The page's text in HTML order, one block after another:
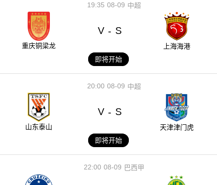
08-09
19:35 中超
重庆铜梁龙
V - S
上海海港
即将开始
08-09
20:00 中超
山东泰山
V - S
天津津门虎
即将开始
08-09
22:00 巴西甲